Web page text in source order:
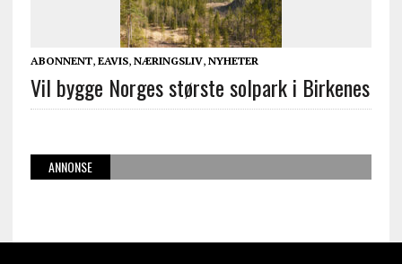
ABONNENT, EAVIS, NÆRINGSLIV, NYHETER
Vil bygge Norges største solpark i Birkenes
ANNONSE